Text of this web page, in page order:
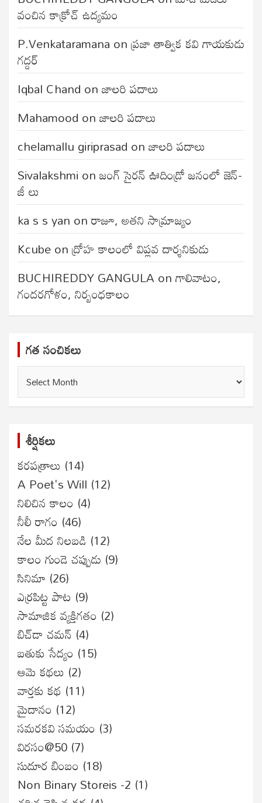
వంచిన కాక్రోచ్ ఉద్యమం
P.Venkataramana onప్రజా తాత్విక కవి గాయకుడు
గద్దర్
Iqbal Chand onజాలరి పదాలు
Mahamood onజాలరి పదాలు
chelamallu giriprasad onజాలరి పదాలు
Sivalakshmi onజంగ్‌ సైరన్‌ ఊదిండ్రో జనంలో జెన్-
జీ లు
ka s s yan onరాజూ, అతని సామ్రాజ్యం
Kcubeonద్రోహ కాలంలో విప్లవ దార్శనికుడు
BUCHIREDDY GANGULA onగాలివాటం,
గందరగోళం, నిర్బంధకాలం
గత సంచికలు
గత
సంచికలు
శీర్షికలు
కరపత్రాలు (14)
A Poet's Will (12)
నిలిచిన కాలం (4)
నీలీ రాగం (46)
నేల మీద నిలబడి (12)
కాలం గుండె చప్పుడు (9)
సినిమా (26)
ఎర్రపిట్ట పాట (9)
సామాజిక వ్యక్తిగతం (2)
బిచ్‌డా చమన్ (4)
బతుకు సేద్యం (15)
ఆమె కథలు (2)
వార్తకు కథ (11)
మైదానం (12)
సమరకవి సమయం (3)
విరసం@50 (7)
సుదూర బింబం (18)
Non Binary Storeis -2 (1)